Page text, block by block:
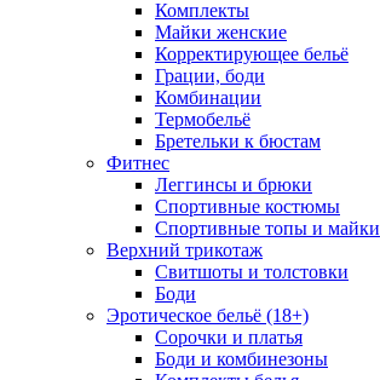
Комплекты
Майки женские
Корректирующее бельё
Грации, боди
Комбинации
Термобельё
Бретельки к бюстам
Фитнес
Леггинсы и брюки
Спортивные костюмы
Спортивные топы и майки
Верхний трикотаж
Свитшоты и толстовки
Боди
Эротическое бельё (18+)
Сорочки и платья
Боди и комбинезоны